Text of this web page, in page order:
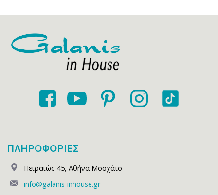
ΠΛΗΡΟΦΟΡΙΕΣ
Πειραιώς 45, Αθήνα Μοσχάτο
info@galanis-inhouse.gr